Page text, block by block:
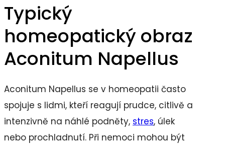
Typický
homeopatický obraz
Aconitum Napellus
Aconitum Napellus se v homeopatii často
spojuje s lidmi, kteří reagují prudce, citlivě a
intenzivně na náhlé podněty, stres, úlek
nebo prochladnutí. Při nemoci mohou být